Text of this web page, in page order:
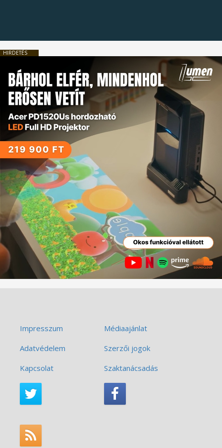
HIRDETÉS
Impresszum
Médiaajánlat
Adatvédelem
Szerzői jogok
Kapcsolat
Szaktanácsadás